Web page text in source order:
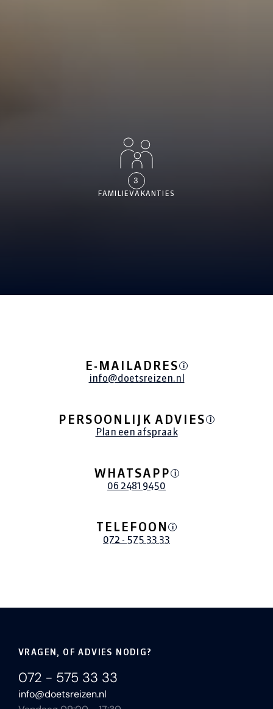
FAMILIEVAKANTIES
3
E-MAILADRES i
info@doetsreizen.nl
PERSOONLIJK ADVIES i
Plan een afspraak
WHATSAPP i
06 2481 9450
TELEFOON i
072 - 575 33 33
VRAGEN, OF ADVIES NODIG?
072 - 575 33 33
info@doetsreizen.nl